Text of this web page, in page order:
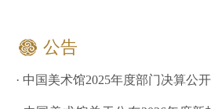
公告
· 中国美术馆2025年度部门决算公开